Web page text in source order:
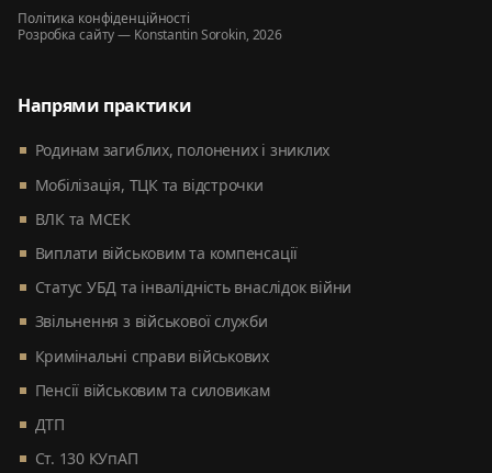
Політика конфіденційності
Розробка сайту— Konstantin Sorokin, 2026
Напрями практики
Родинам загиблих, полонених і зниклих
Мобілізація, ТЦК та відстрочки
ВЛК та МСЕК
Виплати військовим та компенсації
Статус УБД та інвалідність внаслідок війни
Звільнення з військової служби
Кримінальні справи військових
Пенсії військовим та силовикам
ДТП
Ст. 130 КУпАП